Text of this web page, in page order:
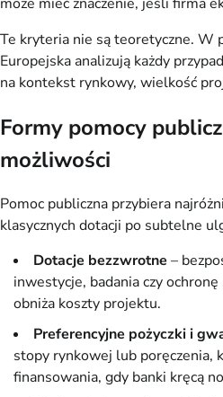
Te kryteria nie są teoretyczne. W
Europejska analizują każdy
na kontekst rynkowy, wielkość
Formy pomocy
możliwości
Pomoc publiczna przybiera
klasycznych dotacji po subtelne
Dotacje bezzwrotne –
inwestycje, badania czy
obniża koszty projektu.
Preferencyjne pożyczki i
stopy rynkowej lub poręczenia,
finansowania, gdy banki kręcą